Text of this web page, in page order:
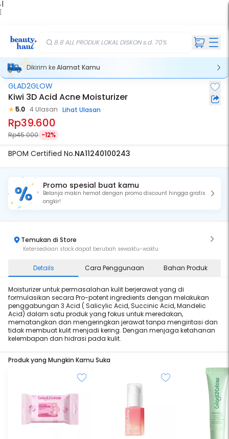
|
8.8 ALL PRODUK LOKAL DISKON s.d. 70%
Dikirim keAlamat Kamu
GLAD2GLOW
Kiwi 3D Acid Acne Moisturizer
5.0 4 Ulasan Lihat Ulasan
Rp39.600
Rp45.000 -12%
BPOM Certified No.NA11240100243
Promo spesial buat kamu
Belanja makin hemat dengan promo discount hingga gratis
ongkir!
Temukan di Store
Ketersediaan stock dapat berubah sewaktu-waktu
Details Cara Penggunaan Bahan Produk
Moisturizer untuk permasalahan kulit berjerawat yang di
formulasikan secara Pro-potent ingredients dengan melakukan
penggabungan 3 Acid ( Salicylic Acid, Succinic Acid, Mandelic
Acid) dalam satu produk yang fokus untuk meredakan,
mematangkan dan mengeringkan jerawat tanpa mengiritasi dan
tidak membuat kulit menjadi kering. Dengan menjaga ketahanan
kelembapan dan hidrasi pada kulit.
Produk yang Mungkin Kamu Suka